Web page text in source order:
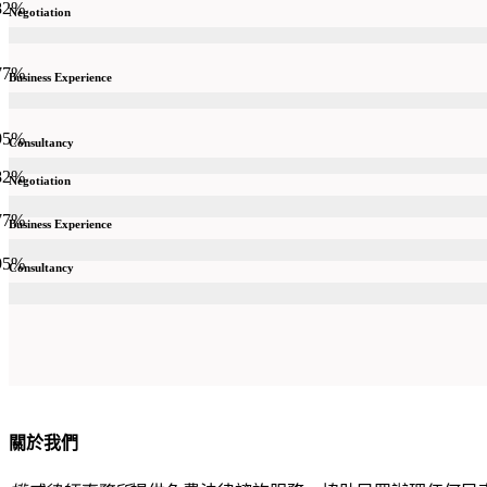
Negotiation
%
Business Experience
%
Consultancy
%
Negotiation
%
Business Experience
%
Consultancy
%
關於我們